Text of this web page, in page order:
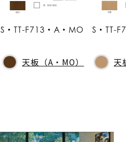
S・TT-F713・A・MO
天板（A・MO）
S・TT-
天